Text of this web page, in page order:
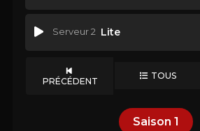
Serveur 2 Lite
PRÉCÉDENT TOUS
Saison 1